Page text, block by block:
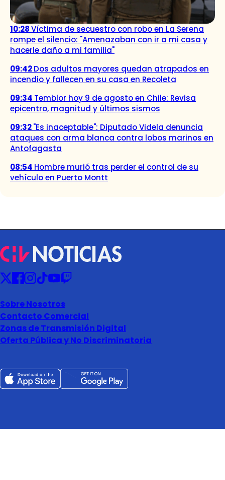
10:28Víctima de secuestro con robo en La Serena
rompe el silencio: "Amenazaban con ir a mi casa y
hacerle daño a mi familia"
09:42Dos adultos mayores quedan atrapados en
incendio y fallecen en su casa en Recoleta
09:34 Temblor hoy 9 de agosto en Chile: Revisa
epicentro, magnitud y últimos sismos
09:32"Es inaceptable": Diputado Videla denuncia
ataques con arma blanca contra lobos marinos en
Antofagasta
08:54 Hombre murió tras perder el control de su
vehículo en Puerto Montt
Sobre Nosotros
Contacto Comercial
Zonas de Transmisión Digital
Oferta Pública y No Discriminatoria